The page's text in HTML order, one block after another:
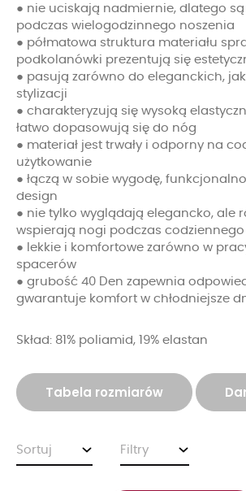
● nie uciskają nadmiernie, dlatego
podczas wielogodzinnego noszenia
● półmatowa struktura materiału
podkolanówki prezentują się
● pasują zarówno do eleganckich,
stylizacji
● charakteryzują się wysoką
łatwo dopasowują się do nóg
● materiał jest trwały i odporny na
użytkowanie
● łączą w sobie wygodę,
design
● nie tylko wyglądają elegancko, ale
wspierają nogi podczas
● lekkie i komfortowe zarówno w
spacerów
● grubość 40 Den zapewnia
gwarantuje komfort w chłodniejsze
Skład: 81% poliamid, 19% elastan
Tabela rozmiarów
Sortuj Filtry